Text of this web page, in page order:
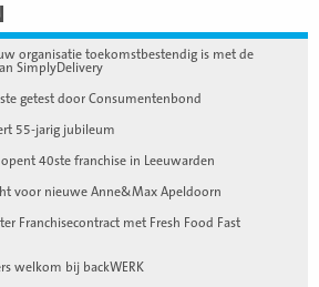
organisatie toekomstbestendig is met de
SimplyDelivery
getest door Consumentenbond
55-jarig jubileum
40ste franchise in Leeuwarden
voor nieuwe Anne&Max Apeldoorn
Franchisecontract met Fresh Food Fast
welkom bij backWERK